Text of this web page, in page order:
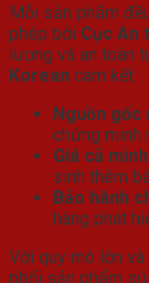
Mỗi sản phẩm
phép bởi Cục An
lượng và an toàn
Korean cam kết:
Nguồn gốc
chứng minh
Giá cả
sinh thêm
Bảo hành
hàng phát
Với quy mô lớn
phối sản phẩm